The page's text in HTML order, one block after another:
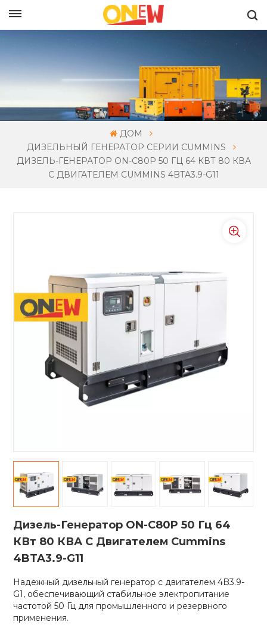
ДОМ
ДИЗЕЛЬНЫЙ ГЕНЕРАТОР СЕРИИ CUMMINS
ДИЗЕЛЬ-ГЕНЕРАТОР ON-C80P 50 ГЦ 64 КВТ 80 КВА
С ДВИГАТЕЛЕМ CUMMINS 4BTA3.9-G11
Дизель-Генератор ON-C80P 50 Гц 64
КВт 80 КВА С Двигателем Cummins
4BTA3.9-G11
Надежный дизельный генератор с двигателем 4B3.9-
G1, обеспечивающий стабильное электропитание
частотой 50 Гц для промышленного и резервного
применения.